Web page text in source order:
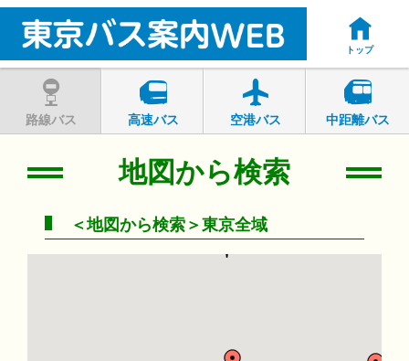
トップ
路線バス 高速バス 空港バス 中距離バス
地図から検索
＜地図から検索＞東京全域